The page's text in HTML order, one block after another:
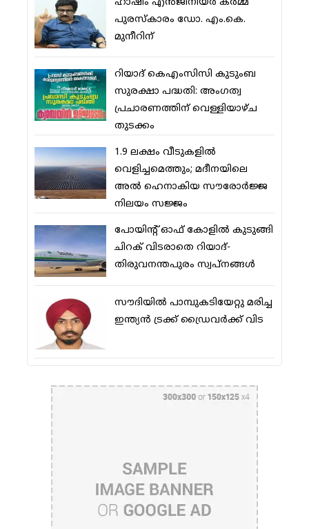
പുരസ്‌കാരം ഡോ. എം.കെ.
മുനീറിന്
റിയാദ് കെഎംസിസി കുടുംബ
സുരക്ഷാ പദ്ധതി: അംഗത്വ
പ്രചാരണത്തിന് വെള്ളിയാഴ്ച
തുടക്കം
1.9 ലക്ഷം വീടുകളില്‍
വെളിച്ചമെത്തും; മദീനയിലെ
അല്‍ ഹെനാകിയ സൗരോര്‍ജ്ജ
നിലയം സജ്ജം
പോയിന്റ് ഓഫ് കോളില്‍ കുടുങ്ങി
ചിറക് വിടരാതെ റിയാദ്-
തിരുവനന്തപുരം സ്വപ്നങ്ങള്‍
സൗദിയിൽ പാമ്പുകടിയേറ്റു മരിച്ച
ഇന്ത്യൻ ട്രക്ക് ഡ്രൈവർക്ക് വിട